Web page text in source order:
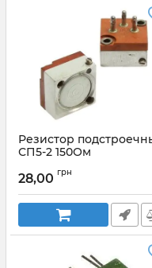
Резистор
СП5-2 150Ом
28,00 грн